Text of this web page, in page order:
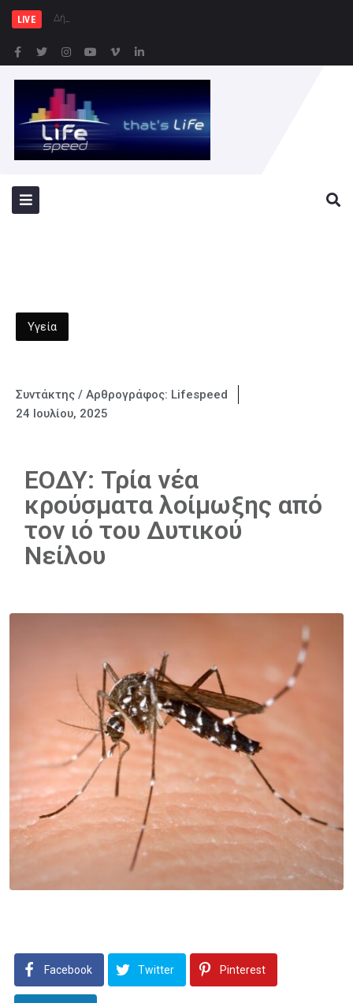
LIVE Δήμος Πειραιά : Συγκέν
Υγεία
Συντάκτης / Αρθρογράφος: Lifespeed
24 Ιουλίου, 2025
ΕΟΔΥ: Τρία νέα
κρούσματα λοίμωξης από
τον ιό του Δυτικού
Νείλου
Facebook Twitter Pinterest